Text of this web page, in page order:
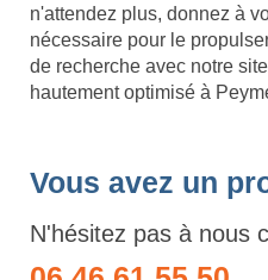
n'attendez plus, donnez à
nécessaire pour le
de recherche avec notre
hautement optimisé à
Vous avez un
N'hésitez pas à nous